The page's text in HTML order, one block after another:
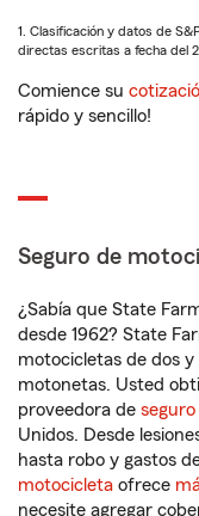
1. Clasificación y datos de
directas escritas a fecha del
Comience su
rápido y sencillo!
Seguro de
¿Sabía que State
desde 1962? State
motocicletas de dos
motonetas. Usted
proveedora de
Unidos. Desde
hasta robo y gastos
motocicleta ofrece
necesite agregar